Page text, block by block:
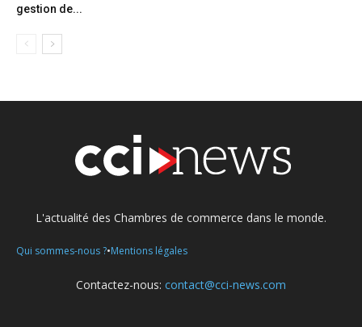
gestion de...
L'actualité des Chambres de commerce dans le monde.
Qui sommes-nous ?•Mentions légales
Contactez-nous: contact@cci-news.com